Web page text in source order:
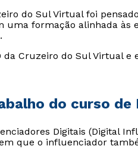
do Sul Virtual foi
uma formação alinhada às
da Cruzeiro do Sul Virtual e
do curso
Digitais (Digital
que o influenciador